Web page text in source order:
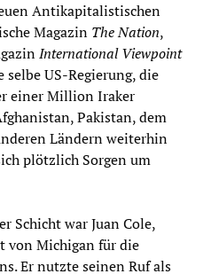
Antikapitalistischen
Magazin The Nation,
International Viewpoint
selbe US-Regierung, die
einer Million Iraker
Pakistan, dem
Ländern weiterhin
plötzlich Sorgen um
Schicht war Juan Cole,
von Michigan für die
Er nutzte seinen Ruf als